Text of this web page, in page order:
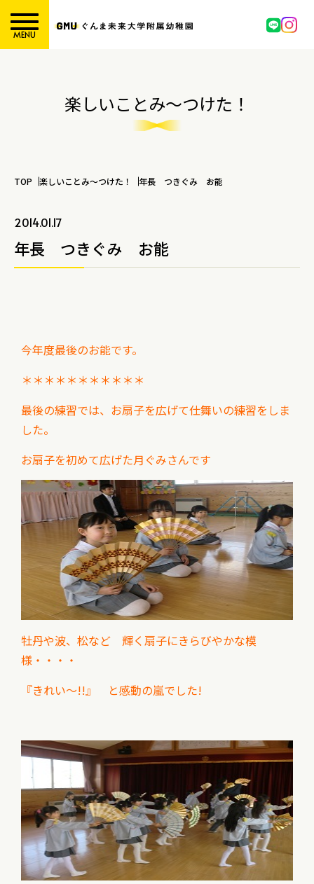
MENU
楽しいことみ～つけた！
TOP 楽しいことみ～つけた！ 年長 つきぐみ お能
2014.01.17
年長 つきぐみ お能
今年度最後のお能です。
＊＊＊＊＊＊＊＊＊＊＊
最後の練習では、お扇子を広げて仕舞いの練習をしま
した。
お扇子を初めて広げた月ぐみさんです
牡丹や波、松など 輝く扇子にきらびやかな模
様・・・・
『きれい～!!』 と感動の嵐でした!